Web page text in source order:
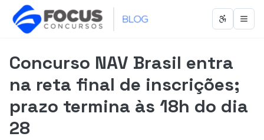
Abrir
Concurso NAV Brasil entra
na reta final de inscrições;
prazo termina às 18h do dia
28